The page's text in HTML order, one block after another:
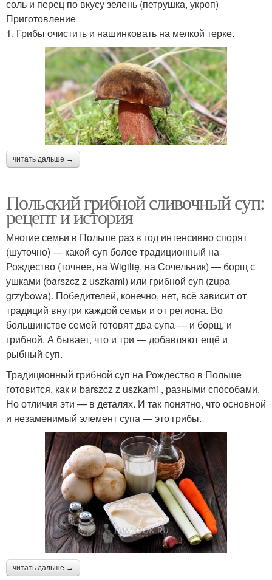
соль и перец по вкусу зелень (петрушка, укроп)
Приготовление
1. Грибы очистить и нашинковать на мелкой терке.
читать дальше →
Польский грибной сливочный суп:
рецепт и история
Многие семьи в Польше раз в год интенсивно спорят
(шуточно) — какой суп более традиционный на
Рождество (точнее, на Wigilię, на Сочельник) — борщ с
ушками (barszcz z uszkami) или грибной суп (zupa
grzybowa). Победителей, конечно, нет, всё зависит от
традиций внутри каждой семьи и от региона. Во
большинстве семей готовят два супа — и борщ, и
грибной. А бывает, что и три — добавляют ещё и
рыбный суп.
Традиционный грибной суп на Рождество в Польше
готовится, как и barszcz z uszkami , разными способами.
Но отличия эти — в деталях. И так понятно, что основной
и незаменимый элемент супа — это грибы.
читать дальше →